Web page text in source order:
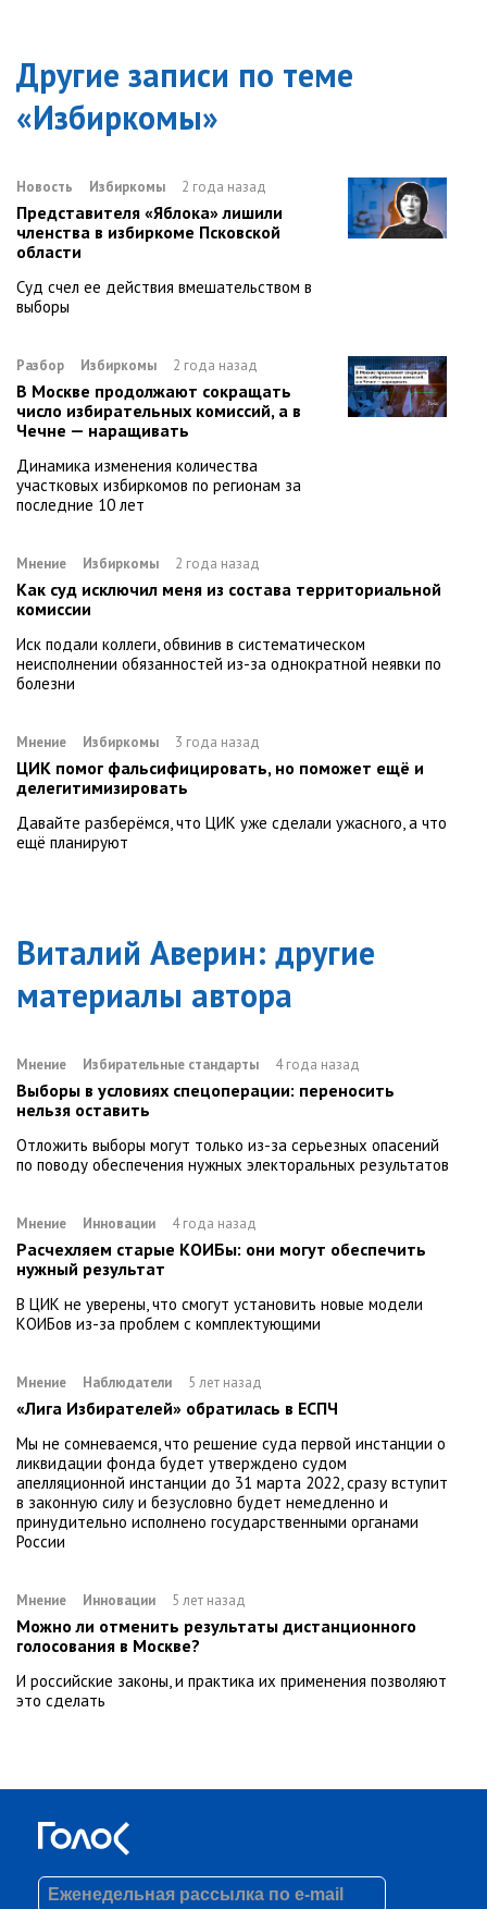
Другие записи по теме
«Избиркомы»
Новость Избиркомы 2 года назад
Представителя «Яблока» лишили
членства в избиркоме Псковской
области
Суд счел ее действия вмешательством в
выборы
Разбор Избиркомы 2 года назад
В Москве продолжают сокращать
число избирательных комиссий, а в
Чечне — наращивать
Динамика изменения количества
участковых избиркомов по регионам за
последние 10 лет
Мнение Избиркомы 2 года назад
Как суд исключил меня из состава территориальной
комиссии
Иск подали коллеги, обвинив в систематическом
неисполнении обязанностей из-за однократной неявки по
болезни
Мнение Избиркомы 3 года назад
ЦИК помог фальсифицировать, но поможет ещё и
делегитимизировать
Давайте разберёмся, что ЦИК уже сделали ужасного, а что
ещё планируют
Виталий Аверин: другие
материалы автора
Мнение Избирательные стандарты 4 года назад
Выборы в условиях спецоперации: переносить
нельзя оставить
Отложить выборы могут только из-за серьезных опасений
по поводу обеспечения нужных электоральных результатов
Мнение Инновации 4 года назад
Расчехляем старые КОИБы: они могут обеспечить
нужный результат
В ЦИК не уверены, что смогут установить новые модели
КОИБов из-за проблем с комплектующими
Мнение Наблюдатели 5 лет назад
«Лига Избирателей» обратилась в ЕСПЧ
Мы не сомневаемся, что решение суда первой инстанции о
ликвидации фонда будет утверждено судом
апелляционной инстанции до 31 марта 2022, сразу вступит
в законную силу и безусловно будет немедленно и
принудительно исполнено государственными органами
России
Мнение Инновации 5 лет назад
Можно ли отменить результаты дистанционного
голосования в Москве?
И российские законы, и практика их применения позволяют
это сделать